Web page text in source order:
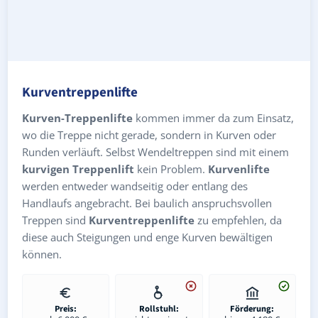
Kurventreppenlifte
Kurven-Treppenlifte kommen immer da zum Einsatz,
wo die Treppe nicht gerade, sondern in Kurven oder
Runden verläuft. Selbst Wendeltreppen sind mit einem
kurvigen Treppenlift kein Problem. Kurvenlifte
werden entweder wandseitig oder entlang des
Handlaufs angebracht. Bei baulich anspruchsvollen
Treppen sind Kurventreppenlifte zu empfehlen, da
diese auch Steigungen und enge Kurven bewältigen
können.
Preis: Rollstuhl: Förderung: